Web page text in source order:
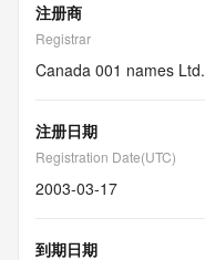
注册商
Registrar
Canada 001 names Ltd.
注册日期
Registration Date(UTC)
2003-03-17
到期日期